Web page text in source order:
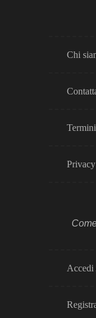
Chi
Accedi